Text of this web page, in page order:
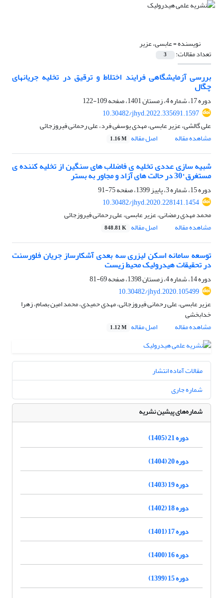
نویسنده =عابسی، عزیر
تعداد مقالات: 3
بررسی آزمایشگاهی فرایند اختلاط و ترقیق در تخلیه جریانهای
چگال
دوره 17، شماره 4، زمستان 1401، صفحه
109-122
10.30482/jhyd.2022.335691.1597
علی گالشی، عزیر عابسی، مهدی یوسفی فرد، علی رحمانی فیروزجائی
مشاهده مقاله
اصل مقاله 1.16 M
شبیه سازی عددی تخلیه ی فاضلاب های سنگین از تخلیه کننده ی
مستغرق °30 در حالت های آزاد و مجاور به بستر
دوره 15، شماره 3، پاییز 1399، صفحه
75-91
10.30482/jhyd.2020.228141.1454
محمد مهدی رمضانی، عزیر عابسی، علی رحمانی فیروزجائی
مشاهده مقاله
اصل مقاله 848.81 K
توسعه سامانه اسکن لیزری سه بعدی آشکارساز جریان فلورسنت
در تحقیقات هیدرولیک محیط زیست
دوره 14، شماره 4، زمستان 1398، صفحه
69-81
10.30482/jhyd.2020.105499
عزیر عابسی، علی رحمانی فیروزجائی، مهدی حمیدی، محمد امین بصام، زهرا
خدابخشی
مشاهده مقاله
اصل مقاله 1.12 M
مقالات آماده انتشار
شماره جاری
شماره‌های پیشین نشریه
دوره 21 (1405)
دوره 20 (1404)
دوره 19 (1403)
دوره 18 (1402)
دوره 17 (1401)
دوره 16 (1400)
دوره 15 (1399)